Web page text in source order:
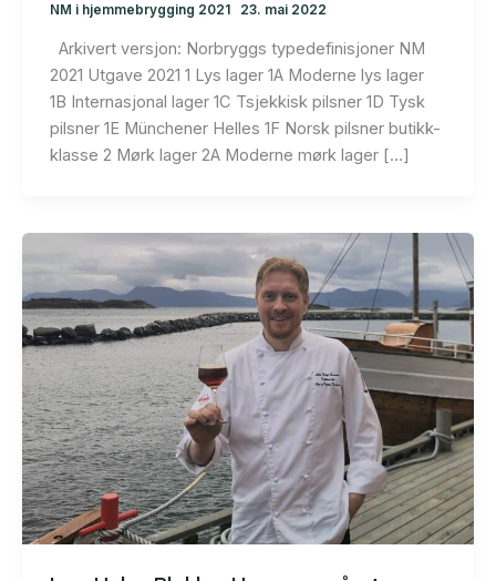
NM i hjemmebrygging 2021 23. mai 2022
Arkivert versjon: Norbryggs typedefinisjoner NM
2021 Utgave 2021 1 Lys lager 1A Moderne lys lager
1B Internasjonal lager 1C Tsjekkisk pilsner 1D Tysk
pilsner 1E Münchener Helles 1F Norsk pilsner butikk-
klasse 2 Mørk lager 2A Moderne mørk lager […]